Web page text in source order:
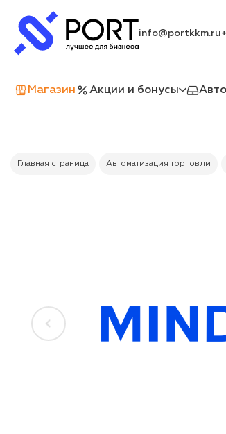
info@portkkm.ru
Магазин Акции и бонусы
Главная страница Автоматизация торговли